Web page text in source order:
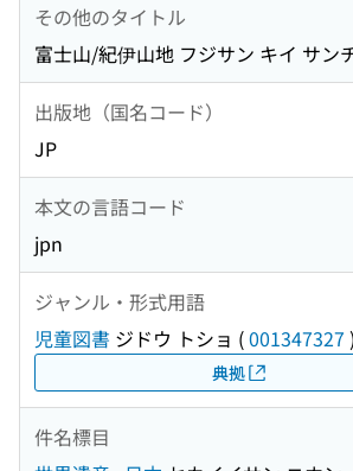
その他のタイトル
富士山/紀伊山地 フジサン キイ サン
出版地（国名コード）
JP
本文の言語コード
jpn
ジャンル・形式用語
児童図書 ジドウ トショ (001347327 )
典拠
件名標目